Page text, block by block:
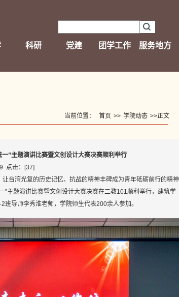
科研 党建 团学工作
服务地方
当前位置： 首页 >> 学院动态 >>正文
”主题演讲比赛暨文创设计大赛决赛顺利举行
点击：[37]
台湾光复的历史记忆、抗战的精神丰碑成为青年砥砺前行的精神
主题演讲比赛暨文创设计大赛决赛在二教101顺利举行，建筑学
导师李秀淮老师，学院师生代表200余人参加。